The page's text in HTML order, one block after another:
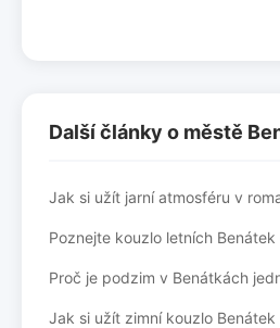
Další články o městě
Jak si užít jarní atmosféru v
Poznejte kouzlo letních
Proč je podzim v Benátkách
Jak si užít zimní kouzlo